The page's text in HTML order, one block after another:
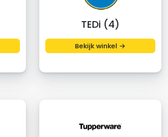
TEDi (4)
Bekijk winkel →